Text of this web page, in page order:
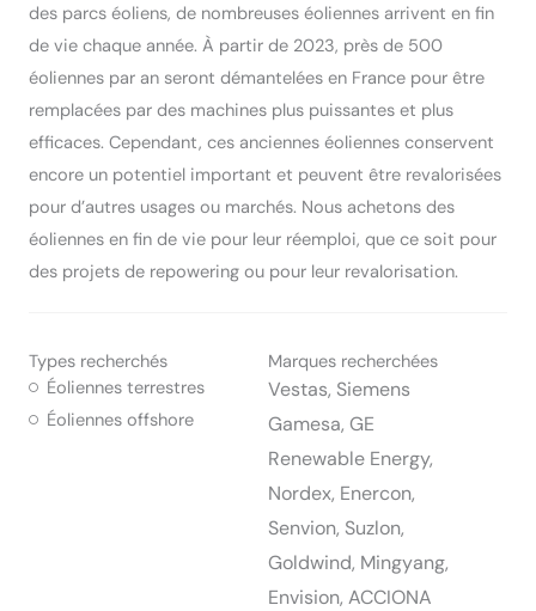
des parcs éoliens, de nombreuses éoliennes arrivent en fin
de vie chaque année. À partir de 2023, près de 500
éoliennes par an seront démantelées en France pour être
remplacées par des machines plus puissantes et plus
efficaces. Cependant, ces anciennes éoliennes conservent
encore un potentiel important et peuvent être revalorisées
pour d’autres usages ou marchés. Nous achetons des
éoliennes en fin de vie pour leur réemploi, que ce soit pour
des projets de repowering ou pour leur revalorisation.
Types recherchés
Éoliennes terrestres
Éoliennes offshore
Marques recherchées
Vestas, Siemens
Gamesa, GE
Renewable Energy,
Nordex, Enercon,
Senvion, Suzlon,
Goldwind, Mingyang,
Envision, ACCIONA